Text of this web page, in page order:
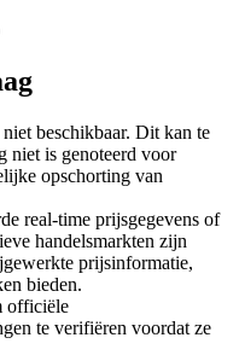
beschikbaar. Dit kan te
niet is genoteerd voor
opschorting van
real-time prijsgegevens of
handelsmarkten zijn
prijsinformatie,
bieden.
officiële
te verifiëren voordat ze